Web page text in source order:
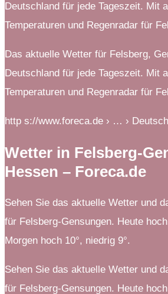
Deutschland für jede Tageszeit. Mit
Temperaturen und Regenradar für
Das aktuelle Wetter für Felsberg,
Deutschland für jede Tageszeit. Mit
Temperaturen und Regenradar für
http s://www.foreca.de › … ›
Wetter in Felsberg-
Hessen – Foreca.de
Sehen Sie das aktuelle Wetter und
für Felsberg-Gensungen. Heute
Morgen hoch 10°, niedrig 9°.
Sehen Sie das aktuelle Wetter und
für Felsberg-Gensungen. Heute